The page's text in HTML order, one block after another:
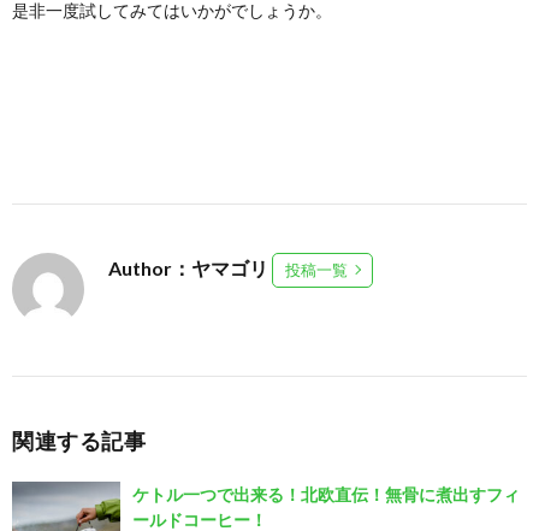
是非一度試してみてはいかがでしょうか。
Author：ヤマゴリ 投稿一覧
関連する記事
ケトル一つで出来る！北欧直伝！無骨に煮出すフィ
ールドコーヒー！